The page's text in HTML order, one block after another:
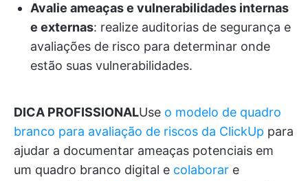
Avalie ameaças e vulnerabilidades internas
e externas: realize auditorias de segurança e
avaliações de risco para determinar onde
estão suas vulnerabilidades.
DICA PROFISSIONALUse o modelo de quadro
branco para avaliação de riscos da ClickUp para
ajudar a documentar ameaças potenciais em
um quadro branco digital e colaborar e